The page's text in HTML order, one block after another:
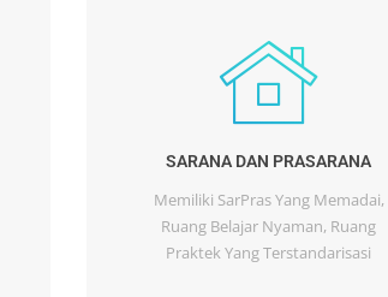
SARANA DAN PRASARANA
Memiliki SarPras Yang Memadai,
Ruang Belajar Nyaman, Ruang
Praktek Yang Terstandarisasi